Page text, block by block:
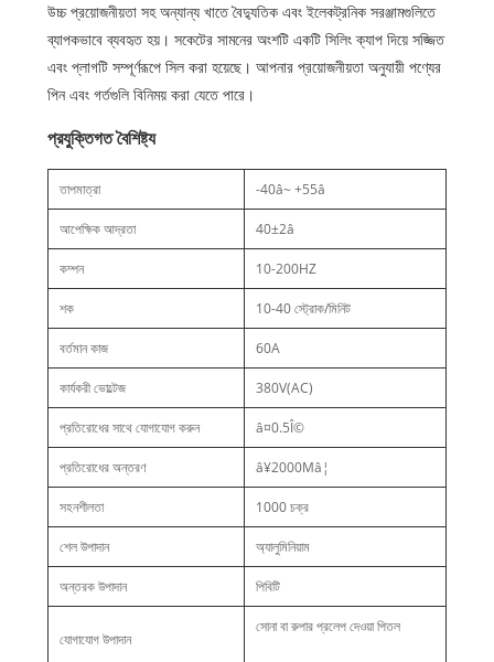
উচ্চ প্রয়োজনীয়তা সহ অন্যান্য খাতে বৈদ্যুতিক এবং ইলেকট্রনিক সরঞ্জামগুলিতে
ব্যাপকভাবে ব্যবহৃত হয়। সকেটের সামনের অংশটি একটি সিলিং ক্যাপ দিয়ে সজ্জিত
এবং প্লাগটি সম্পূর্ণরূপে সিল করা হয়েছে। আপনার প্রয়োজনীয়তা অনুযায়ী পণ্যের
পিন এবং গর্তগুলি বিনিময় করা যেতে পারে।
প্রযুক্তিগত বৈশিষ্ট্য
তাপমাত্রা -40â~ +55â
আপেক্ষিক আদ্রতা 40±2â
কম্পন 10-200HZ
শক 10-40 স্ট্রোক/মিনিট
বর্তমান কাজ 60A
কার্যকরী ভোল্টেজ 380V(AC)
প্রতিরোধের সাথে যোগাযোগ করুন â¤0.5Î©
প্রতিরোধের অন্তরণ â¥2000Mâ¦
সহনশীলতা 1000 চক্র
শেল উপাদান অ্যালুমিনিয়াম
অন্তরক উপাদান পিবিটি
যোগাযোগ উপাদান
সোনা বা রুপার প্রলেপ দেওয়া পিতল